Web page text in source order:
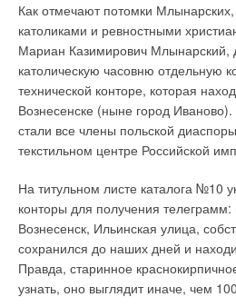
Как отмечают потомки
католиками и ревностными
Мариан Казимирович Млынарский,
католическую часовню отдельную
технической конторе, которая
Вознесенске (ныне город
стали все члены польской
текстильном центре Российской
На титульном листе каталога №10
конторы для получения телеграмм:
Вознесенск, Ильинская улица,
сохранился до наших дней и
Правда, старинное
узнать, оно выглядит иначе, чем